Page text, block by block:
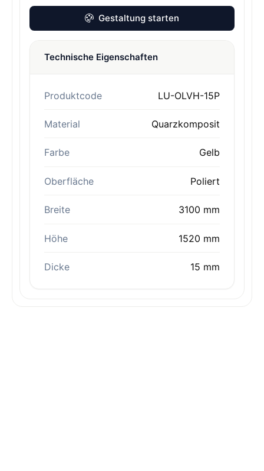
Gestaltung starten
Technische Eigenschaften
Produktcode LU-OLVH-15P
Material Quarzkomposit
Farbe Gelb
Oberfläche Poliert
Breite 3100 mm
Höhe 1520 mm
Dicke 15 mm